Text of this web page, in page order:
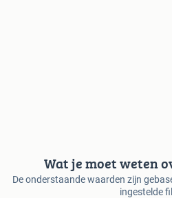
Wat je moet weten
De onderstaande waarden zijn
ingestelde